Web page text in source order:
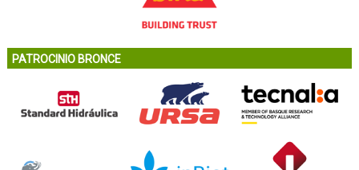
PATROCINIO BRONCE